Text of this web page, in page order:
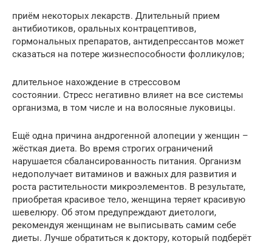
приём некоторых лекарств. Длительный прием
антибиотиков, оральных контрацептивов,
гормональных препаратов, антидепрессантов может
сказаться на потере жизнеспособности фолликулов;
длительное нахождение в стрессовом
состоянии. Стресс негативно влияет на все системы
организма, в том числе и на волосяные луковицы.
Ещё одна причина андрогенной алопеции у женщин –
жёсткая диета. Во время строгих ограничений
нарушается сбалансированность питания. Организм
недополучает витаминов и важных для развития и
роста растительности микроэлементов. В результате,
приобретая красивое тело, женщина теряет красивую
шевелюру. Об этом предупреждают диетологи,
рекомендуя женщинам не выписывать самим себе
диеты. Лучше обратиться к доктору, который подберёт